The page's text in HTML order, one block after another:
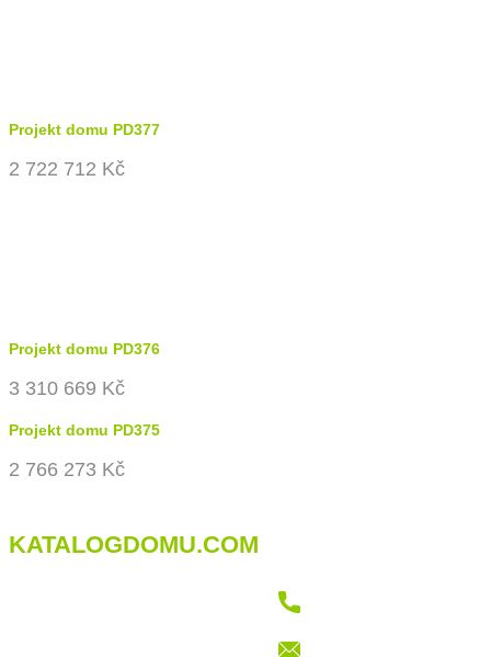
Projekt domu PD377
2 722 712 Kč
Projekt domu PD376
3 310 669 Kč
Projekt domu PD375
2 766 273 Kč
KATALOGDOMU.COM